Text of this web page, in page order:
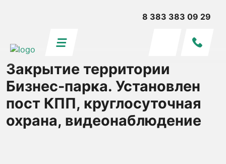
8 383 383 09 29
Закрытие территории
Бизнес-парка. Установлен
пост КПП, круглосуточная
охрана, видеонаблюдение